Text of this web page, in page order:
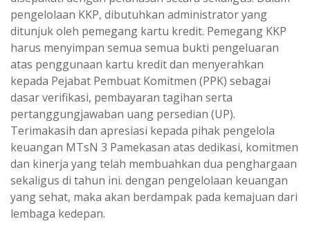
pengelolaan KKP, dibutuhkan administrator yang
ditunjuk oleh pemegang kartu kredit. Pemegang KKP
harus menyimpan semua semua bukti pengeluaran
atas penggunaan kartu kredit dan menyerahkan
kepada Pejabat Pembuat Komitmen (PPK) sebagai
dasar verifikasi, pembayaran tagihan serta
pertanggungjawaban uang persedian (UP).
Terimakasih dan apresiasi kepada pihak pengelola
keuangan MTsN 3 Pamekasan atas dedikasi, komitmen
dan kinerja yang telah membuahkan dua penghargaan
sekaligus di tahun ini. dengan pengelolaan keuangan
yang sehat, maka akan berdampak pada kemajuan dari
lembaga kedepan.